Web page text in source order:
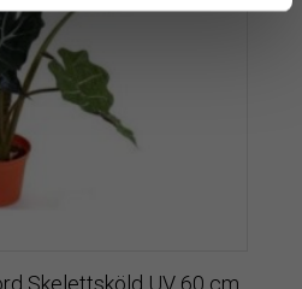
Skelettsköld UV 60 cm